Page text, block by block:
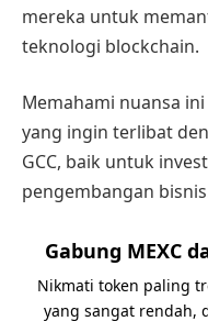
mereka untuk
teknologi blockchain.
Memahami nuansa
yang ingin terlibat
GCC, baik untuk
pengembangan
Gabung MEXC
Nikmati token paling
yang sangat rendah,